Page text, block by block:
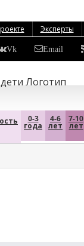
Эксперты
Vk Email
0-3
года
4-6
лет
7-10
лет